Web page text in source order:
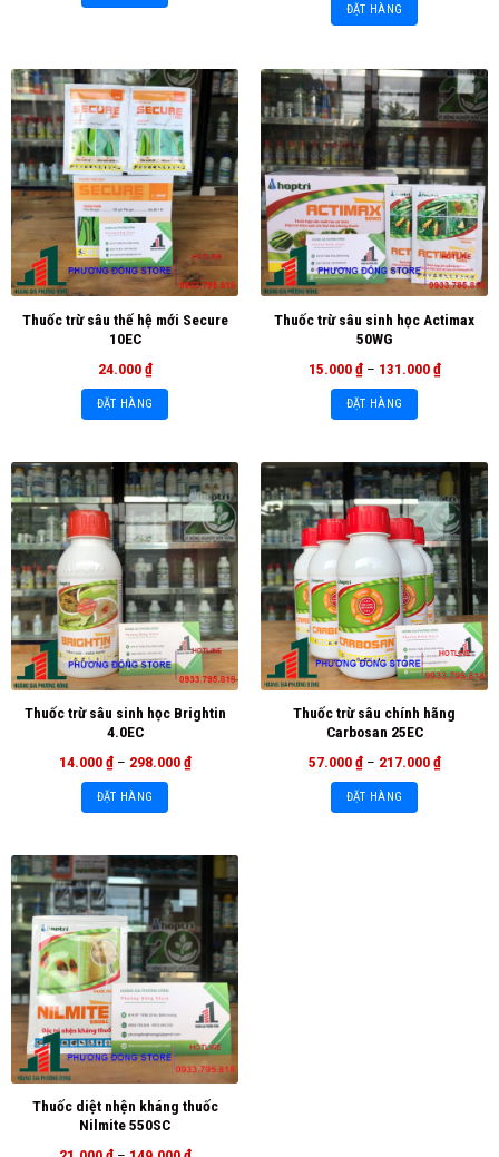
ĐẶT HÀNG
Thuốc trừ sâu thế hệ mới Secure
10EC
24.000₫
ĐẶT HÀNG
Thuốc trừ sâu sinh học Actimax
50WG
15.000₫ – 131.000₫
ĐẶT HÀNG
Thuốc trừ sâu sinh học Brightin
4.0EC
14.000₫ – 298.000₫
ĐẶT HÀNG
Thuốc trừ sâu chính hãng
Carbosan 25EC
57.000₫ – 217.000₫
ĐẶT HÀNG
Thuốc diệt nhện kháng thuốc
Nilmite 550SC